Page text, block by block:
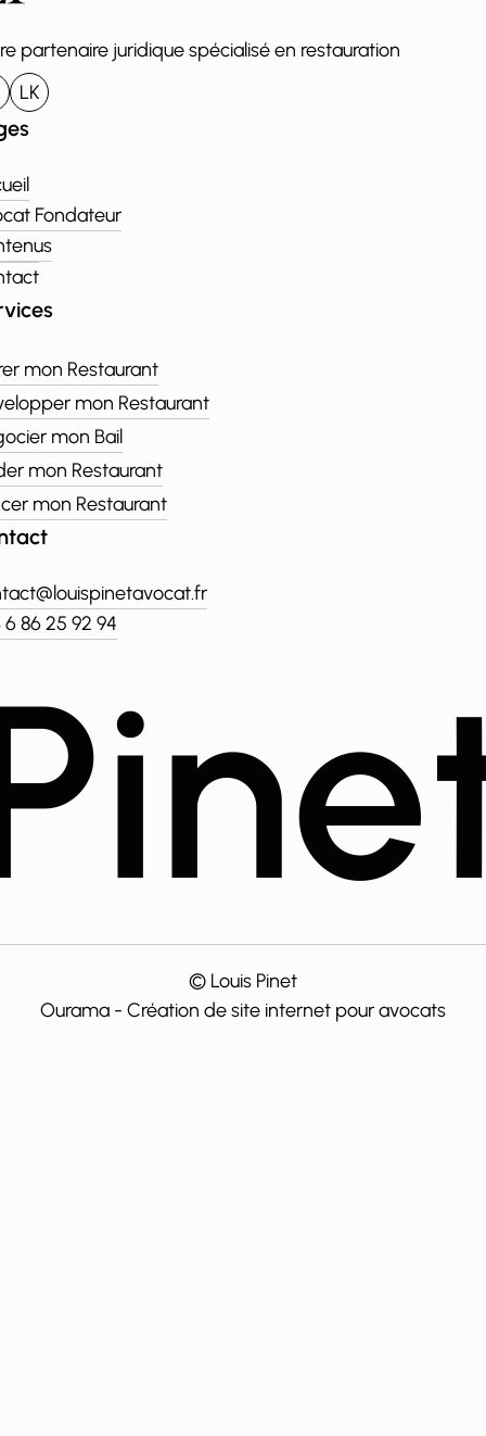
partenaire juridique spécialisé en restauration
LK
Fondateur
mon Restaurant
mon Restaurant
mon Bail
mon Restaurant
mon Restaurant
6 86 25 92 94
ine
© Louis Pinet
Ourama - Création de site internet pour avocats